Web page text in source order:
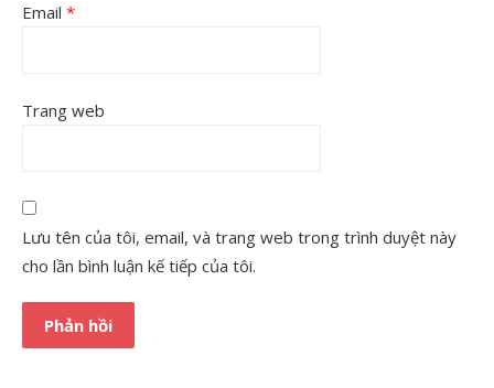
Email *
Trang web
Lưu tên của tôi, email, và trang web trong trình duyệt này
cho lần bình luận kế tiếp của tôi.